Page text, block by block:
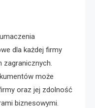
dla każdej firmy
zagranicznych.
może
oraz jej zdolność
biznesowymi.